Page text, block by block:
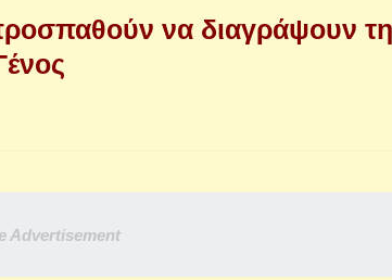
να διαγράψουν
Advertisement